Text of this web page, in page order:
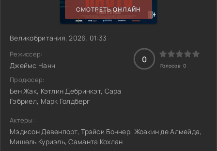
СМОТРЕТЬ ОНЛАЙН
Великобритания, 2026, 01:33
Режиссер:
Джеймс Нанн
Продюсер:
Бен Жак, Кэтлин Дебринкэт, Сара
Гэбриел, Марк Голдберг
0
Голосов: 0
Актеры:
Мэдисон Девенпорт, Трэйси Боннер, Жоакин де Алмейда,
Мишель Куриэль, Саманта Кохлан